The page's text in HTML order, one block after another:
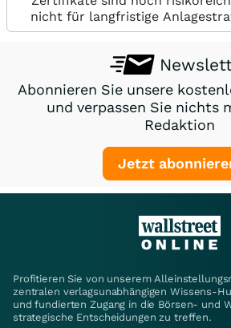
nicht für langfristige
Abonnieren Sie unsere
und verpassen Sie nichts
Redaktion
Jetzt
Profitieren Sie von unserem
zentralen verlagsunabhängigen Wissens-
und fundierten Zugang in die Börsen- und
strategische Entscheidungen zu treffen.